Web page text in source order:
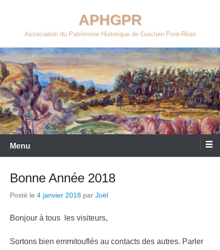
contenu
APHGPR
Association du Patrimoine Historique de Guichen Pont-Réan
Menu
Bonne Année 2018
Posté le 4 janvier 2018 par Joël
Bonjour à tous les visiteurs,
Sortons bien emmitouflés au contacts des autres. Parler